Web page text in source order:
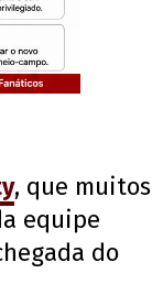
, que muitos
equipe
do